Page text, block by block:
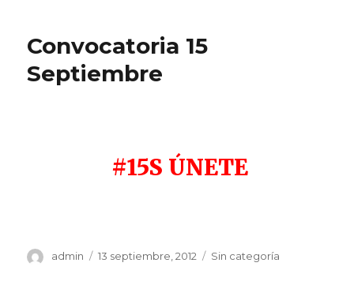
Convocatoria 15
Septiembre
#15S ÚNETE
Autor
admin
Publicado
13 septiembre, 2012 Categorías
Sin categoría